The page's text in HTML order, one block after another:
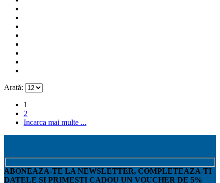
Arată:
1
2
Incarca mai multe ...
ABONEAZA-TE LA NEWSLETTER, COMPLETEAZA-TI
DATELE SI PRIMESTI CADOU UN VOUCHER DE 5%